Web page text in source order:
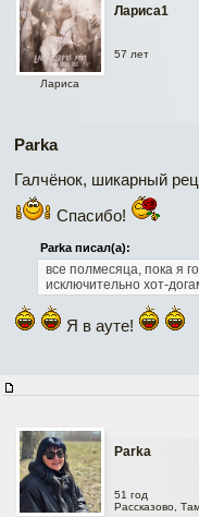
Лариса1
Лариса
57 лет
Parka
Галчёнок, шикарный
Спасибо!
Parka писал(а):
все полмесяца, пока я
исключительно хот-
Я в ауте!
Parka
51 год
Рассказово,